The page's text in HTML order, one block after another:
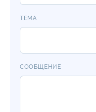
ТЕМА
СООБЩЕНИЕ